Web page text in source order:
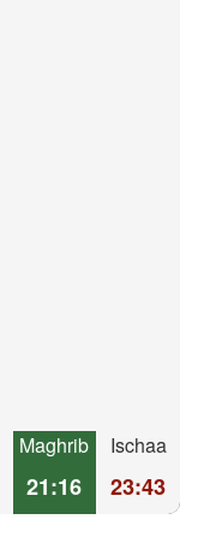
Maghrib
21:16
Ischaa
23:43